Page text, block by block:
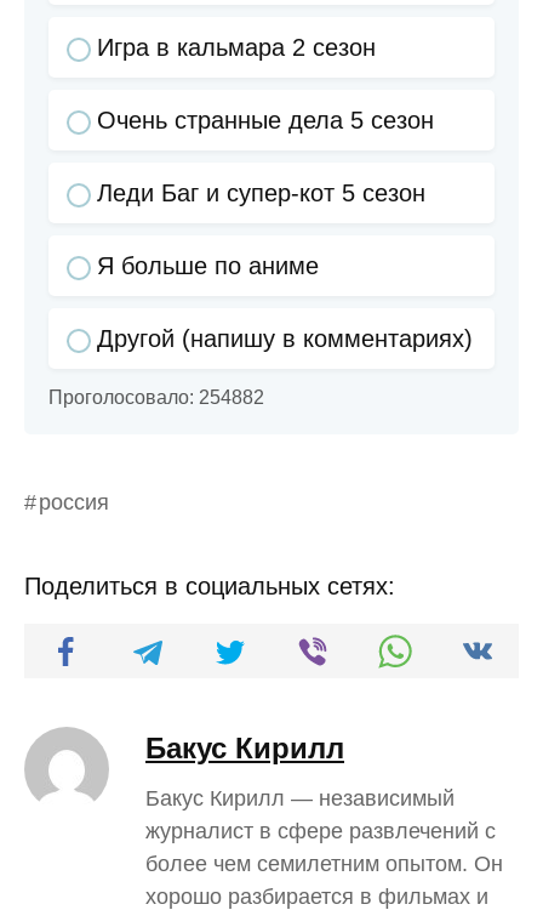
Игра в кальмара 2 сезон
Очень странные дела 5 сезон
Леди Баг и супер-кот 5 сезон
Я больше по аниме
Другой (напишу в комментариях)
Проголосовало: 254882
россия
Поделиться в социальных сетях:
Бакус Кирилл
Бакус Кирилл — независимый
журналист в сфере развлечений с
более чем семилетним опытом. Он
хорошо разбирается в фильмах и